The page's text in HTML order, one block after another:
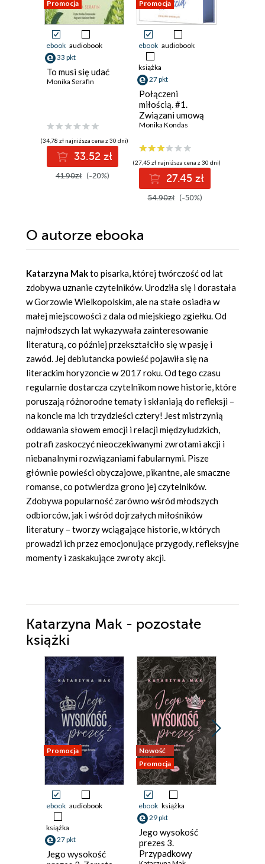
Promocja
ebook audiobook
33 pkt
To musi się udać
Monika Serafin
(34,78 zł najniższa cena z 30 dni)
33.52 zł
41.90zł (-20%)
Promocja
ebook audiobook
książka
27 pkt
Połączeni
miłością. #1.
Związani umową
Monika Kondas
(27,45 zł najniższa cena z 30 dni)
27.45 zł
54.90zł (-50%)
O autorze ebooka
Katarzyna Makto pisarka, której twórczość od lat
zdobywa uznanie czytelników. Urodziła się i dorastała
w Gorzowie Wielkopolskim, ale na stałe osiadła w
małej miejscowości z dala od miejskiego zgiełku. Od
najmłodszych lat wykazywała zainteresowanie
literaturą, co później przekształciło się w pasję i
zawód. Jej debiutancka powieść pojawiła się na
literackim horyzoncie w 2017 roku. Od tego czasu
regularnie dostarcza czytelnikom nowe historie, które
poruszają różnorodne tematy i skłaniają do refleksji –
na koncie ma ich trzydzieści cztery! Jest mistrzynią
oddawania słowem emocji i relacji międzyludzkich,
potrafi zaskoczyć nieoczekiwanymi zwrotami akcji i
niebanalnymi rozwiązaniami fabularnymi. Pisze
głównie powieści obyczajowe, pikantne, ale smaczne
romanse, co potwierdza grono jej czytelników.
Zdobywa popularność zarówno wśród młodszych
odbiorców, jak i wśród dojrzałych miłośników
literatury – tworzy wciągające historie, w których
prowadzi ich przez emocjonujące przygody, refleksyjne
momenty i zaskakujące zwroty akcji.
Katarzyna Mak - pozostałe
książki
Promocja
ebook audiobook
książka
27 pkt
Jego wysokość
Nowość
Promocja
ebook książka
29 pkt
Jego wysokość
prezes 3.
Przypadkowy